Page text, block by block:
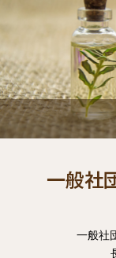
一般社
一般社